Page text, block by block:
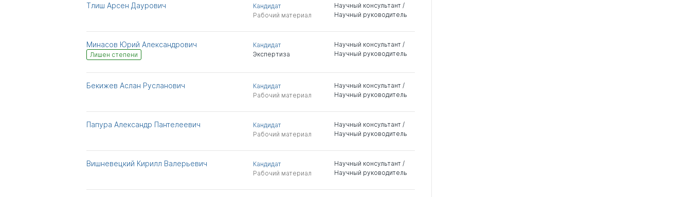
Тлиш Арсен Даурович
Кандидат
Рабочий материал
Научный консультант /
Научный руководитель
Минасов Юрий Александрович
Лишен степени
Кандидат
Экспертиза
Научный консультант /
Научный руководитель
Бекижев Аслан Русланович
Кандидат
Рабочий материал
Научный консультант /
Научный руководитель
Папура Александр Пантелеевич
Кандидат
Рабочий материал
Научный консультант /
Научный руководитель
Вишневецкий Кирилл Валерьевич
Кандидат
Рабочий материал
Научный консультант /
Научный руководитель